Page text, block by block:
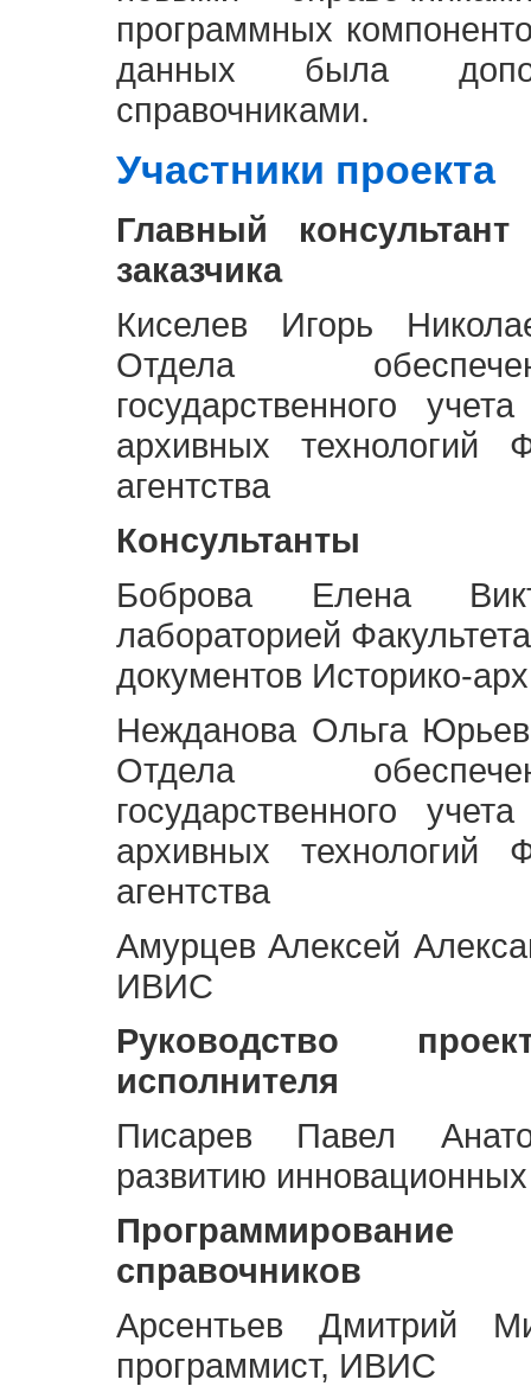
программных
данных была
справочниками.
Участники проекта
Главный
заказчика
Киселев Игорь
Отдела
государственного
архивных технологий
агентства
Консультанты
Боброва Елена
лабораторией
документов Историко-
Нежданова Ольга
Отдела
государственного
архивных технологий
агентства
Амурцев Алексей
ИВИС
Руководство
исполнителя
Писарев Павел
развитию
Программирование
справочников
Арсентьев Дмитрий
программист, ИВИС